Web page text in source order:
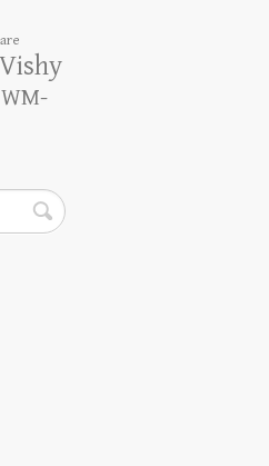
Vishy
WM-